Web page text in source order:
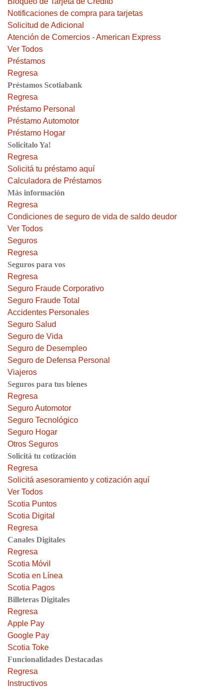
Notificaciones de compra para tarjetas
Solicitud de Adicional
Atención de Comercios - American Express
Ver Todos
Préstamos
Regresa
Préstamos Scotiabank
Regresa
Préstamo Personal
Préstamo Automotor
Préstamo Hogar
Solicitalo Ya!
Regresa
Solicitá tu préstamo aquí
Calculadora de Préstamos
Más información
Regresa
Condiciones de seguro de vida de saldo deudor
Ver Todos
Seguros
Regresa
Seguros para vos
Regresa
Seguro Fraude Corporativo
Seguro Fraude Total
Accidentes Personales
Seguro Salud
Seguro de Vida
Seguro de Desempleo
Seguro de Defensa Personal
Viajeros
Seguros para tus bienes
Regresa
Seguro Automotor
Seguro Tecnológico
Seguro Hogar
Otros Seguros
Solicitá tu cotización
Regresa
Solicitá asesoramiento y cotización aquí
Ver Todos
Scotia Puntos
Scotia Digital
Regresa
Canales Digitales
Regresa
Scotia Móvil
Scotia en Línea
Scotia Pagos
Billeteras Digitales
Regresa
Apple Pay
Google Pay
Scotia Toke
Funcionalidades Destacadas
Regresa
Instructivos